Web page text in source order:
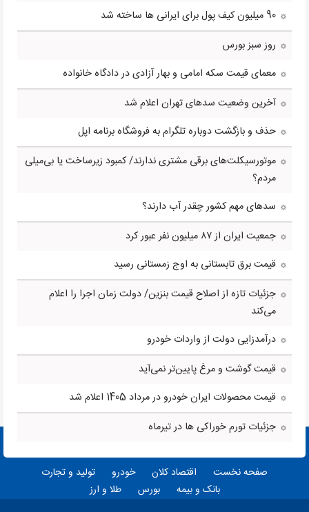
90 میلیون کیف پول برای ایرانی ها ساخته شد
روز سبز بورس
معمای قیمت سکه امامی و بهار آزادی در دادگاه خانواده
آخرین وضعیت سدهای تهران اعلام شد
حذف و بازگشت دوباره تلگرام به فروشگاه برنامه اپل
موتورسیکلت‌های برقی مشتری ندارند/ کمبود زیرساخت یا بی‌میلی
مردم؟
سدهای مهم کشور چقدر آب دارند؟
جمعیت ایران از ۸۷ میلیون نفر عبور کرد
قیمت برق تابستانی به اوج زمستانی رسید
جزئیات تازه از اصلاح قیمت بنزین/ دولت زمان اجرا را اعلام
می‌کند
درآمدزایی دولت از واردات خودرو
قیمت گوشت و مرغ پایین‌تر نمی‌آید
قیمت محصولات ایران خودرو در مرداد 1405 اعلام شد
جزئیات تورم خوراکی ها در تیرماه
صفحه نخست اقتصاد کلان خودرو
تولید و تجارت
بانک و بیمه
بورس طلا و ارز